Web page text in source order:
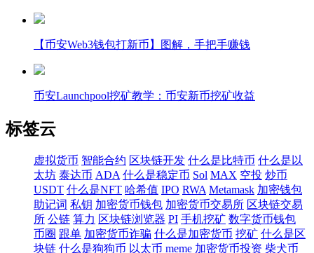
【币安Web3钱包打新币】图解，手把手赚钱
币安Launchpool挖矿教学：币安新币挖矿收益
标签云
虚拟货币 智能合约 区块链开发 什么是比特币 什么是以
太坊 泰达币 ADA 什么是稳定币 Sol MAX 空投 炒币
USDT 什么是NFT 哈希值 IPO RWA Metamask 加密钱包
助记词 私钥 加密货币钱包 加密货币交易所 区块链交易
所 公链 算力 区块链浏览器 PI 手机挖矿 数字货币钱包
币圈 跟单 加密货币诈骗 什么是加密货币 挖矿 什么是区
块链 什么是狗狗币 以太币 meme 加密货币投资 柴犬币